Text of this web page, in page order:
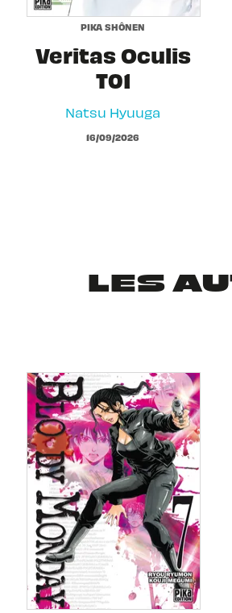
PIKA SHÔNEN
Veritas Oculis
T01
Natsu Hyuuga
16/09/2026
LES